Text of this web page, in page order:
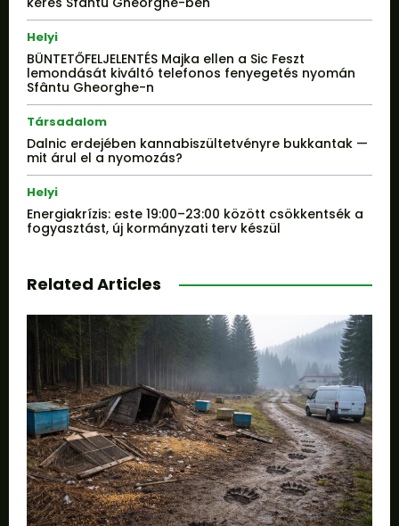
Helyi
BÜNTETŐFELJELENTÉS Majka ellen a Sic Feszt
lemondását kiváltó telefonos fenyegetés nyomán
Sfântu Gheorghe-n
Társadalom
Dalnic erdejében kannabiszültetvényre bukkantak —
mit árul el a nyomozás?
Helyi
Energiakrízis: este 19:00–23:00 között csökkentsék a
fogyasztást, új kormányzati terv készül
Related Articles